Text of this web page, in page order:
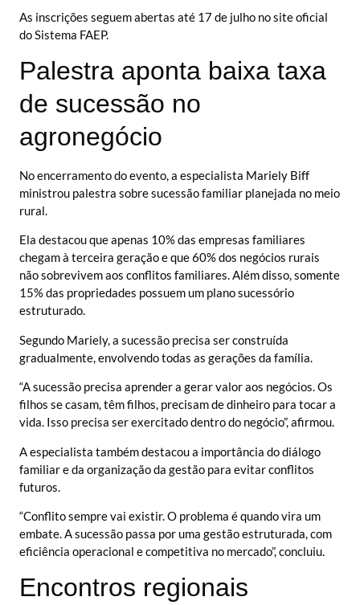
As inscrições seguem abertas até 17 de julho no site oficial
do Sistema FAEP.
Palestra aponta baixa taxa
de sucessão no
agronegócio
No encerramento do evento, a especialista Mariely Biff
ministrou palestra sobre sucessão familiar planejada no meio
rural.
Ela destacou que apenas 10% das empresas familiares
chegam à terceira geração e que 60% dos negócios rurais
não sobrevivem aos conflitos familiares. Além disso, somente
15% das propriedades possuem um plano sucessório
estruturado.
Segundo Mariely, a sucessão precisa ser construída
gradualmente, envolvendo todas as gerações da família.
“A sucessão precisa aprender a gerar valor aos negócios. Os
filhos se casam, têm filhos, precisam de dinheiro para tocar a
vida. Isso precisa ser exercitado dentro do negócio”, afirmou.
A especialista também destacou a importância do diálogo
familiar e da organização da gestão para evitar conflitos
futuros.
“Conflito sempre vai existir. O problema é quando vira um
embate. A sucessão passa por uma gestão estruturada, com
eficiência operacional e competitiva no mercado”, concluiu.
Encontros regionais